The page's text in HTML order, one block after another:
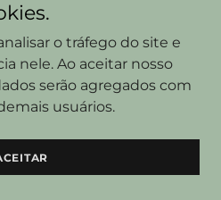
o tráfego do site e
nele. Ao aceitar nosso
serão agregados com
usuários.